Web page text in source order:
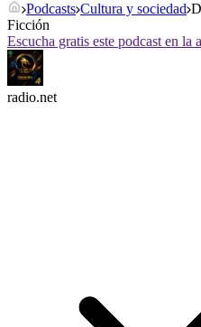
Podcasts Cultura y sociedad
Ficción
Escucha gratis este podcast en la
radio.net